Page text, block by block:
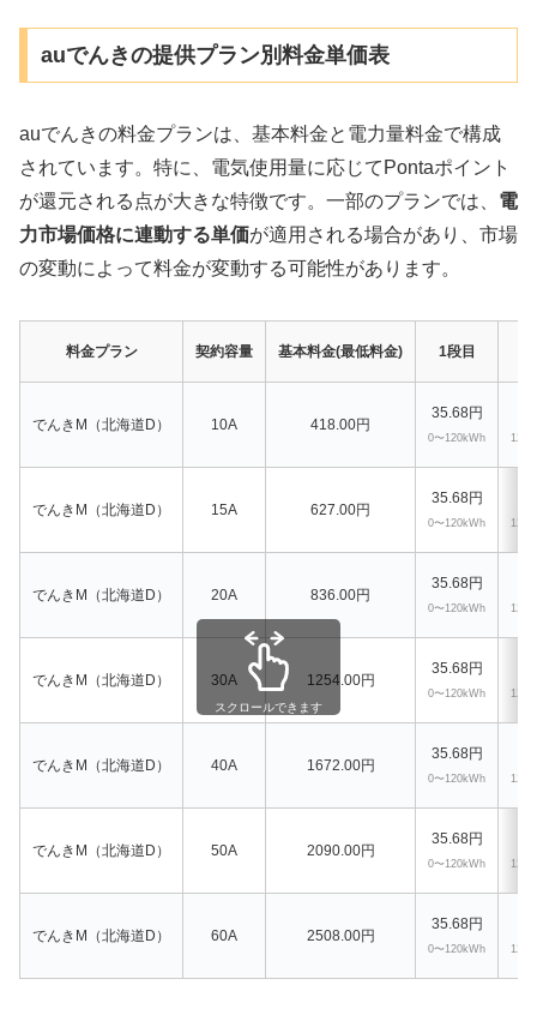
auでんきの提供プラン別料金単価表
auでんきの料金プランは、基本料金と電力量料金で構成
されています。特に、電気使用量に応じてPontaポイント
が還元される点が大きな特徴です。一部のプランでは、 電
力市場価格に連動する単価が適用される場合があり、市場
の変動によって料金が変動する可能性があります。
料金プラン 契約容量 基本料金(最低料金) 1段目
でんきM（北海道D） 10A 418.00円
35.68円
0〜120kWh 120
でんきM（北海道D） 15A 627.00円
35.68円
0〜120kWh 120
でんきM（北海道D） 20A 836.00円
35.68円
0〜120kWh 120
でんきM（北海道D） 30A 1254.00円
35.68円
0〜120kWh 120
でんきM（北海道D） 40A 1672.00円
35.68円
0〜120kWh 120
でんきM（北海道D） 50A 2090.00円
35.68円
0〜120kWh 120
でんきM（北海道D） 60A 2508.00円
35.68円
0〜120kWh 120
スクロールできます